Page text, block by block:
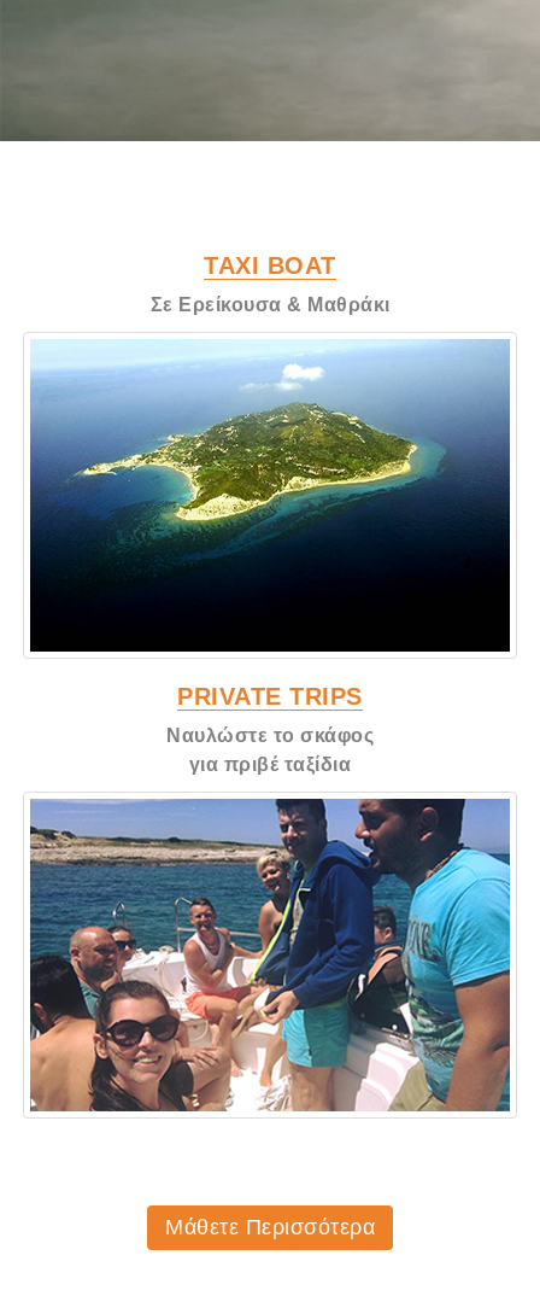
TAXI BOAT
Σε Ερείκουσα & Μαθράκι
PRIVATE TRIPS
Ναυλώστε το σκάφος
για πριβέ ταξίδια
Μάθετε Περισσότερα